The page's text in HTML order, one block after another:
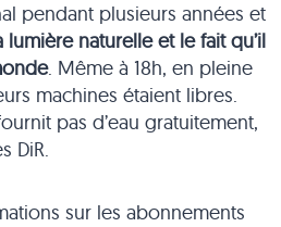
pendant plusieurs années et
naturelle et le fait qu’il
. Même à 18h, en pleine
machines étaient libres.
pas d’eau gratuitement,
DiR.
sur les abonnements